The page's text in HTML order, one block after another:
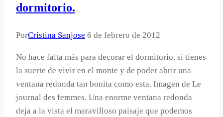
dormitorio.
PorCristina Sanjose 6 de febrero de 2012
No hace falta más para decorar el dormitorio, si tienes
la suerte de vivir en el monte y de poder abrir una
ventana redonda tan bonita como esta. Imagen de Le
journal des femmes. Una enorme ventana redonda
deja a la vista el maravilloso paisaje que podemos